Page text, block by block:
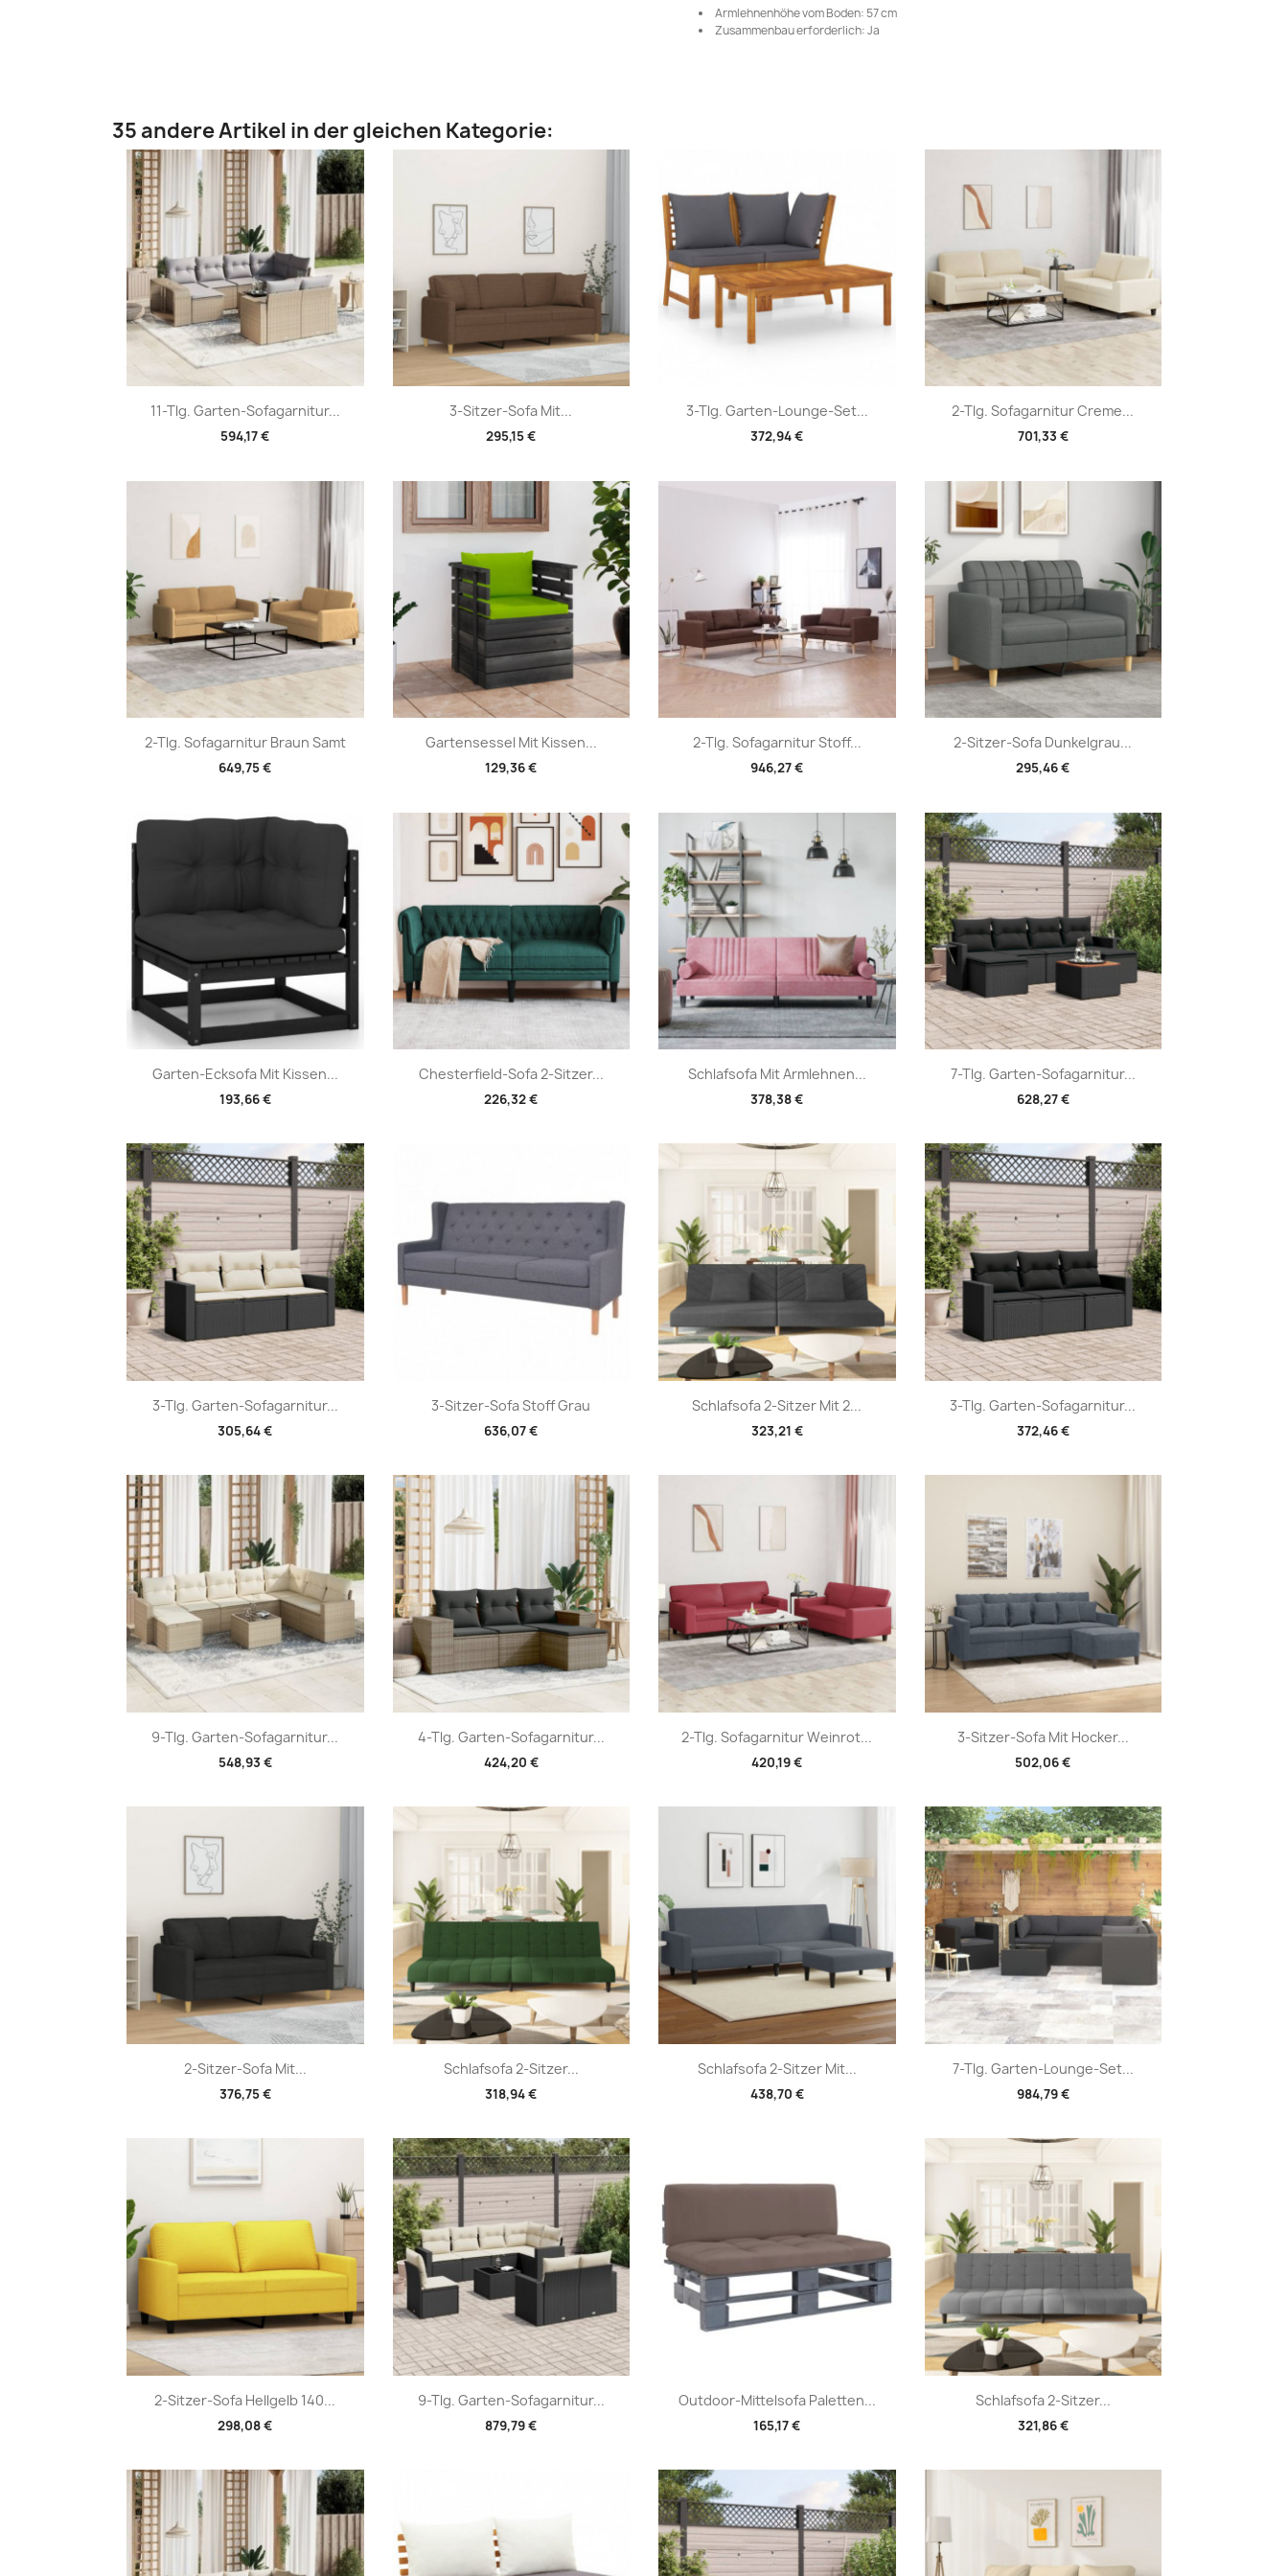
Armlehnenhöhe vom Boden: 57 cm
Zusammenbau erforderlich: Ja
35 andere Artikel in der gleichen Kategorie:
11-Tlg. Garten-Sofagarnitur...
594,17 €
Vorschau 3-Sitzer-Sofa Mit...
295,15 €
Vorschau 3-Tlg. Garten-Lounge-Set...
372,94 €
Vorschau 2-Tlg. Sofagarnitur Creme...
701,33 €
Vorschau
2-Tlg. Sofagarnitur Braun Samt
649,75 €
Vorschau Gartensessel Mit Kissen...
129,36 €
Vorschau 2-Tlg. Sofagarnitur Stoff...
946,27 €
Vorschau 2-Sitzer-Sofa Dunkelgrau...
295,46 €
Vorschau
Garten-Ecksofa Mit Kissen...
193,66 €
Vorschau Chesterfield-Sofa 2-Sitzer...
226,32 €
Vorschau Schlafsofa Mit Armlehnen...
378,38 €
Vorschau 7-Tlg. Garten-Sofagarnitur...
628,27 €
Vorschau
3-Tlg. Garten-Sofagarnitur...
305,64 €
Vorschau 3-Sitzer-Sofa Stoff Grau
636,07 €
Vorschau Schlafsofa 2-Sitzer Mit 2...
323,21 €
Vorschau 3-Tlg. Garten-Sofagarnitur...
372,46 €
Vorschau
9-Tlg. Garten-Sofagarnitur...
548,93 €
Vorschau 4-Tlg. Garten-Sofagarnitur...
424,20 €
Vorschau 2-Tlg. Sofagarnitur Weinrot...
420,19 €
Vorschau 3-Sitzer-Sofa Mit Hocker...
502,06 €
Vorschau
2-Sitzer-Sofa Mit...
376,75 €
Vorschau Schlafsofa 2-Sitzer...
318,94 €
Vorschau Schlafsofa 2-Sitzer Mit...
438,70 €
Vorschau 7-Tlg. Garten-Lounge-Set...
984,79 €
Vorschau
2-Sitzer-Sofa Hellgelb 140...
298,08 €
Vorschau 9-Tlg. Garten-Sofagarnitur...
879,79 €
Vorschau Outdoor-Mittelsofa Paletten...
165,17 €
Vorschau Schlafsofa 2-Sitzer...
321,86 €
Vorschau